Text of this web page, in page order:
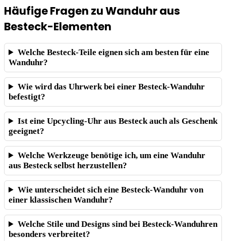
Häufige Fragen zu Wanduhr aus
Besteck-Elementen
Welche Besteck-Teile eignen sich am besten für eine
Wanduhr?
Wie wird das Uhrwerk bei einer Besteck-Wanduhr
befestigt?
Ist eine Upcycling-Uhr aus Besteck auch als Geschenk
geeignet?
Welche Werkzeuge benötige ich, um eine Wanduhr
aus Besteck selbst herzustellen?
Wie unterscheidet sich eine Besteck-Wanduhr von
einer klassischen Wanduhr?
Welche Stile und Designs sind bei Besteck-Wanduhren
besonders verbreitet?